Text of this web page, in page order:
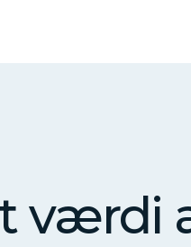
værdi